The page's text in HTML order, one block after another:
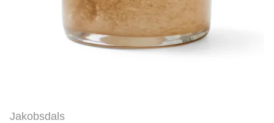
Jakobsdals